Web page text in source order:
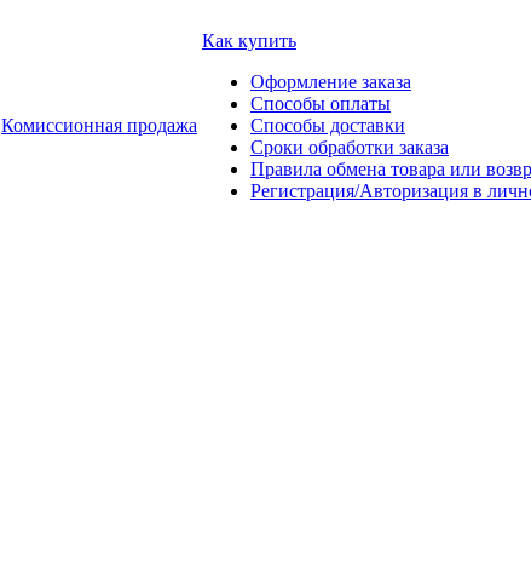
Комиссионная продажа
Как купить
Оформление заказа
Способы оплаты
Способы доставки
Сроки обработки заказа
Правила обмена товара или
Регистрация/Авторизация в